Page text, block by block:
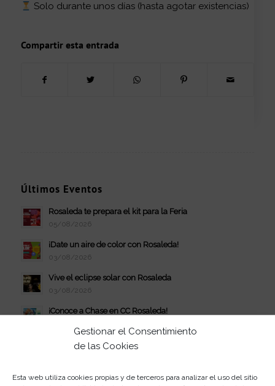
Gestionar el Consentimiento
de las Cookies
Esta web utiliza cookies propias y de terceros para analizar el uso del sitio
Solo durante unos días (hasta agotar existencias)
Compartir esta entrada
Últimos Eventos
Rosaleda te prepara el kit para la Feria
05/08/2026
¡Date un aire de color con Rosaleda!
03/08/2026
Vive el eclipse solar con Rosaleda
03/08/2026
¡Conoce a Chase en CC Rosaleda!
Verano Disfrutón: Bingo musical
Celebra el estreno de Vaiana en Rosaleda